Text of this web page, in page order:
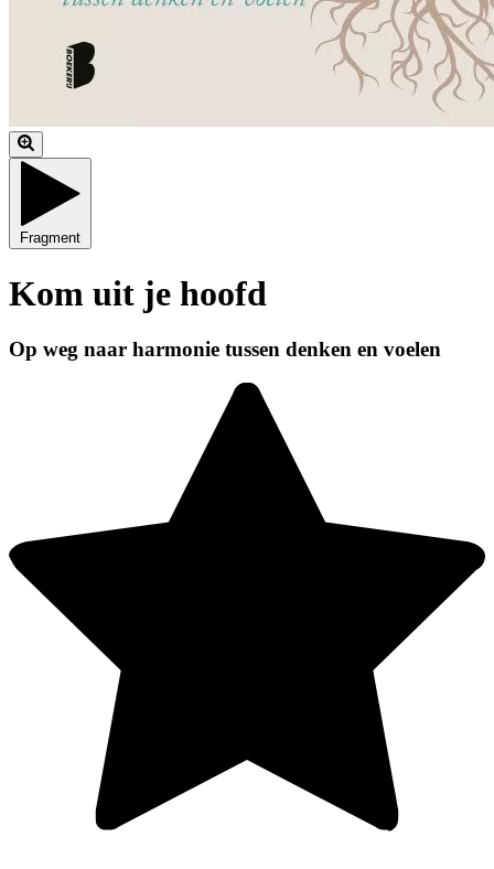
Fragment
Kom uit je hoofd
Op weg naar harmonie tussen denken en voelen